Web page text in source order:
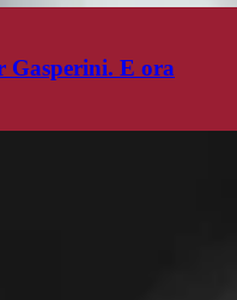
Gasperini. E ora